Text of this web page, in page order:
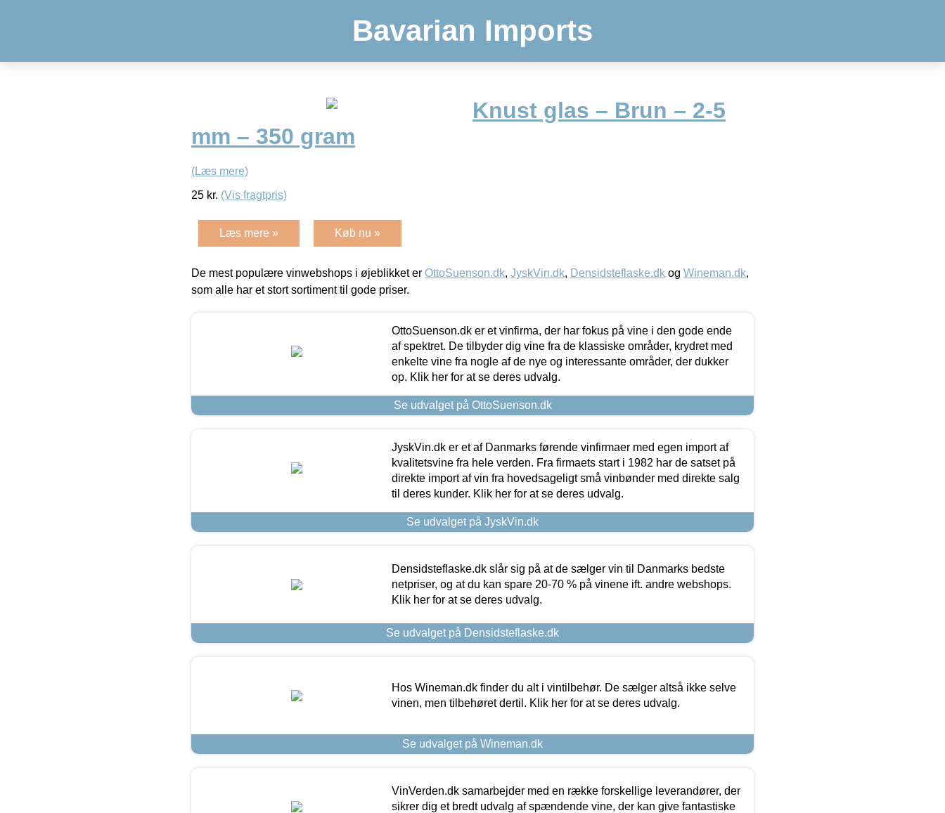
Bavarian Imports
Knust glas – Brun – 2-5
mm – 350 gram
(Læs mere)
25 kr. (Vis fragtpris)
Læs mere » Køb nu »
De mest populære vinwebshops i øjeblikket er OttoSuenson.dk, JyskVin.dk, Densidsteflaske.dk og Wineman.dk,
som alle har et stort sortiment til gode priser.
OttoSuenson.dk er et vinfirma, der har fokus på vine i den gode ende
af spektret. De tilbyder dig vine fra de klassiske områder, krydret med
enkelte vine fra nogle af de nye og interessante områder, der dukker
op. Klik her for at se deres udvalg.
Se udvalget på OttoSuenson.dk
JyskVin.dk er et af Danmarks førende vinfirmaer med egen import af
kvalitetsvine fra hele verden. Fra firmaets start i 1982 har de satset på
direkte import af vin fra hovedsageligt små vinbønder med direkte salg
til deres kunder. Klik her for at se deres udvalg.
Se udvalget på JyskVin.dk
Densidsteflaske.dk slår sig på at de sælger vin til Danmarks bedste
netpriser, og at du kan spare 20-70 % på vinene ift. andre webshops.
Klik her for at se deres udvalg.
Se udvalget på Densidsteflaske.dk
Hos Wineman.dk finder du alt i vintilbehør. De sælger altså ikke selve
vinen, men tilbehøret dertil. Klik her for at se deres udvalg.
Se udvalget på Wineman.dk
VinVerden.dk samarbejder med en række forskellige leverandører, der
sikrer dig et bredt udvalg af spændende vine, der kan give fantastiske